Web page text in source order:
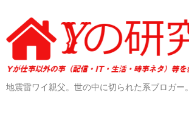
地震雷ワイ親父。世の中に切られた系ブロガー。